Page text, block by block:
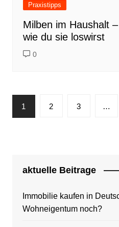
Praxistipps
Milben im Haushalt
wie du sie loswirst
0
der
1 2 3 …
aktuelle Beitrage
Immobilie kaufen in
Wohneigentum noch?